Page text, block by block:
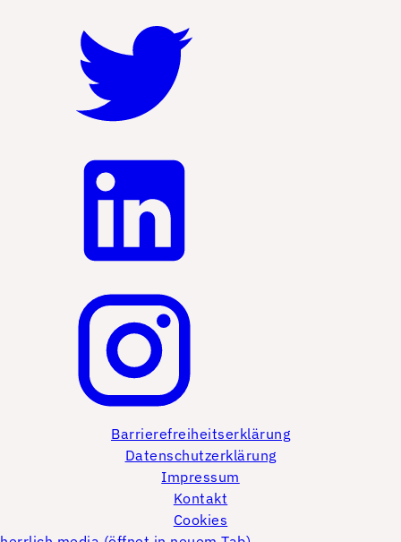
Barrierefreiheitserklärung
Datenschutzerklärung
Impressum
Kontakt
Cookies